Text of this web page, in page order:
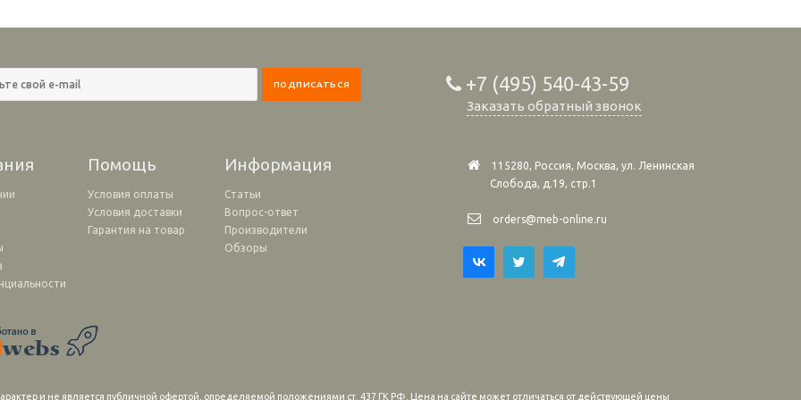
+7 (495) 540-43-59
Заказать обратный звонок
Помощь Информация
Условия оплаты
Условия доставки
Гарантия на товар
Статьи
Вопрос-ответ
Производители
Обзоры
115280, Россия, Москва, ул. Ленинская
Слобода, д.19, стр.1
orders@meb-online.ru
и не является публичной офертой, определяемой положениями ст. 437 ГК РФ. Цена на сайте может отличаться от действующей цены